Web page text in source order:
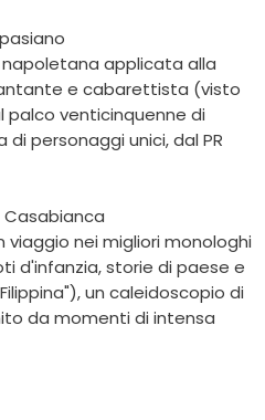
applicata alla
e cabarettista (visto
palco venticinquenne di
personaggi unici, dal PR
Casabianca
viaggio nei migliori monologhi
d'infanzia, storie di paese e
un caleidoscopio di
da momenti di intensa